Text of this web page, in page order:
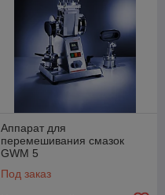
Аппарат для
перемешивания смазок
GWM 5
Под заказ